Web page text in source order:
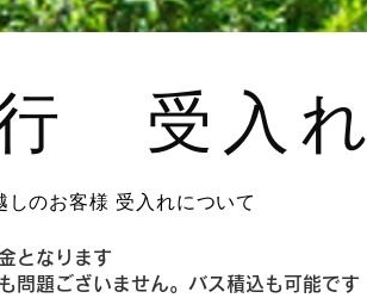
受入れ
のお客様 受入れについて
となります
ございません。バス積込も可能です